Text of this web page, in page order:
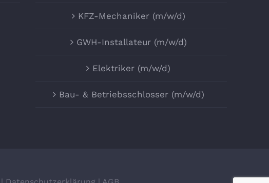
KFZ-Mechaniker (m/w/d)
GWH-Installateur (m/w/d)
Elektriker (m/w/d)
Bau- & Betriebsschlosser (m/w/d)